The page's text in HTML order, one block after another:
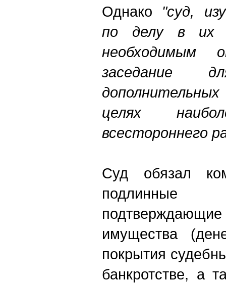
Однако "суд,
по делу в их
необходимым
заседание
целях
всестороннего
Суд обязал
имущества
покрытия
банкротстве, а